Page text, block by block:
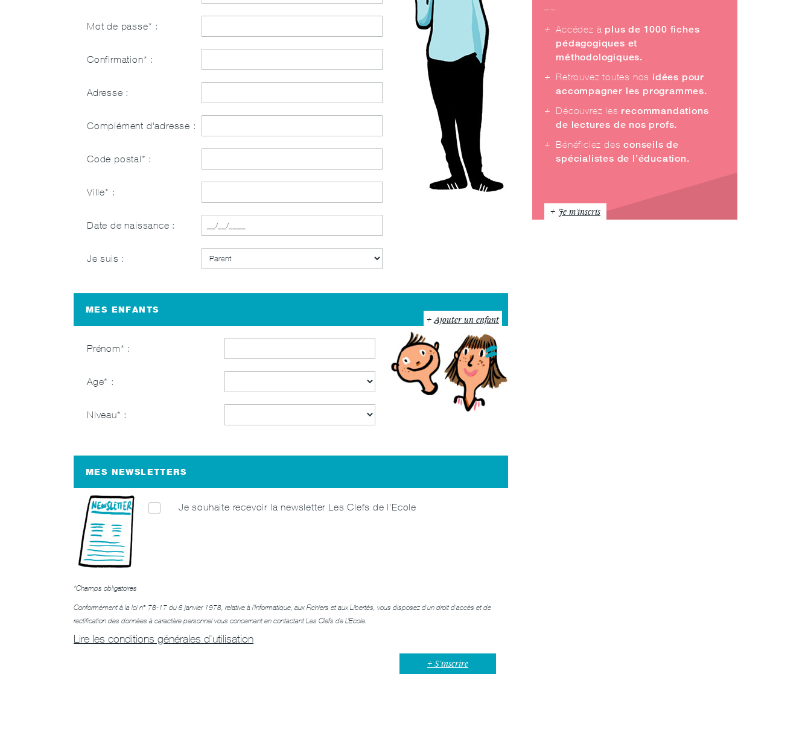
Mot de passe* :
Confirmation* :
Adresse :
Complément d'adresse :
Code postal* :
Ville* :
Date de naissance :
Je suis :
MES ENFANTS
Ajouter un enfant
Prénom
Age
Niveau
MES NEWSLETTERS
Je souhaite recevoir la newsletter Les Clefs de l'Ecole
*Champs obligatoires
Conformément à la loi n° 78-17 du 6 janvier 1978, relative à l'Informatique, aux Fichiers et aux Libertés, vous disposez d'un droit d'accès et de
rectification des données à caractère personnel vous concernant en contactantLes Clefs de L’Ecole.
Lire les conditions générales d'utilisation
Accédez à plus de 1000 fiches
pédagogiques et
méthodologiques.
Retrouvez toutes nos idées pour
accompagner les programmes.
Découvrez les recommandations
de lectures de nos profs.
Bénéficiez desconseils de
spécialistes de l’éducation.
Je m'inscris